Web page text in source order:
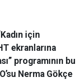
için
ekranlarına
programının bu
Nerma Gökçe